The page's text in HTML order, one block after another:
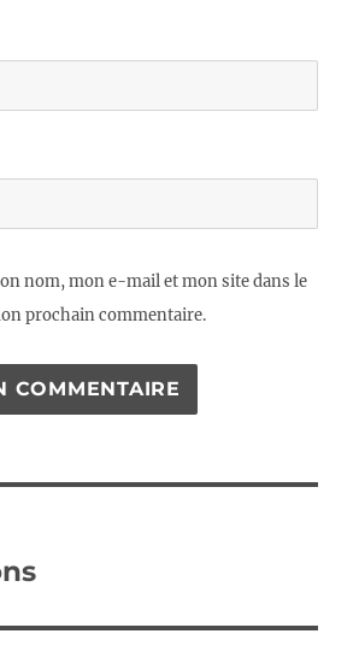
nom, mon e-mail et mon site dans le
prochain commentaire.